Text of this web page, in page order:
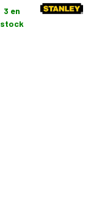
3 en
stock